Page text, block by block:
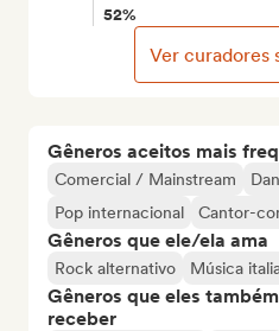
Gêneros aceitos mais
Comercial / Mainstream
Pop internacional
Cantor-
Gêneros que ele/ela ama
Rock alternativo Música
Gêneros que eles
receber
52%
Ver curadores